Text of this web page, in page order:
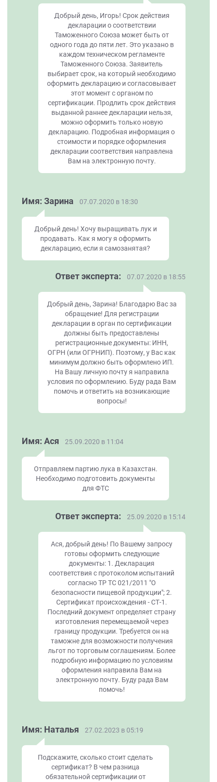
Добрый день, Игорь! Срок действия
декларации о соответствии
Таможенного Союза может быть от
одного года до пяти лет. Это указано в
каждом техническом регламенте
Таможенного Союза. Заявитель
выбирает срок, на который необходимо
оформить декларацию и согласовывает
этот момент с органом по
сертификации. Продлить срок действия
выданной раннее декларации нельзя,
можно оформить только новую
декларацию. Подробная информация о
стоимости и порядке оформления
декларации соответствия направлена
Вам на электронную почту.
Имя: Зарина 07.07.2020 в 18:30
Добрый день! Хочу выращивать лук и
продавать. Как я могу я оформить
декларацию, если я самозанятая?
Ответ эксперта: 07.07.2020 в 18:55
Добрый день, Зарина! Благодарю Вас за
обращение! Для регистрации
декларации в орган по сертификации
должны быть предоставлены
регистрационные документы: ИНН,
ОГРН (или ОГРНИП). Поэтому, у Вас как
минимум должно быть оформлено ИП.
На Вашу личную почту я направила
условия по оформлению. Буду рада Вам
помочь и ответить на возникающие
вопросы!
Имя: Ася 25.09.2020 в 11:04
Отправляем партию лука в Казахстан.
Необходимо подготовить документы
для ФТС
Ответ эксперта: 25.09.2020 в 15:14
Ася, добрый день! По Вашему запросу
готовы оформить следующие
документы: 1. Декларация
соответствия с протоколом испытаний
согласно ТР ТС 021/2011 "О
безопасности пищевой продукции"; 2.
Сертификат происхождения - СТ-1.
Последний документ определяет страну
изготовления перемещаемой через
границу продукции. Требуется он на
таможне для возможности получения
льгот по торговым соглашениям. Более
подробную информацию по условиям
оформления направила Вам на
электронную почту. Буду рада Вам
помочь!
Имя: Наталья 27.02.2023 в 05:19
Подскажите, сколько стоит сделать
сертификат? В чем разница
обязательной сертификации от